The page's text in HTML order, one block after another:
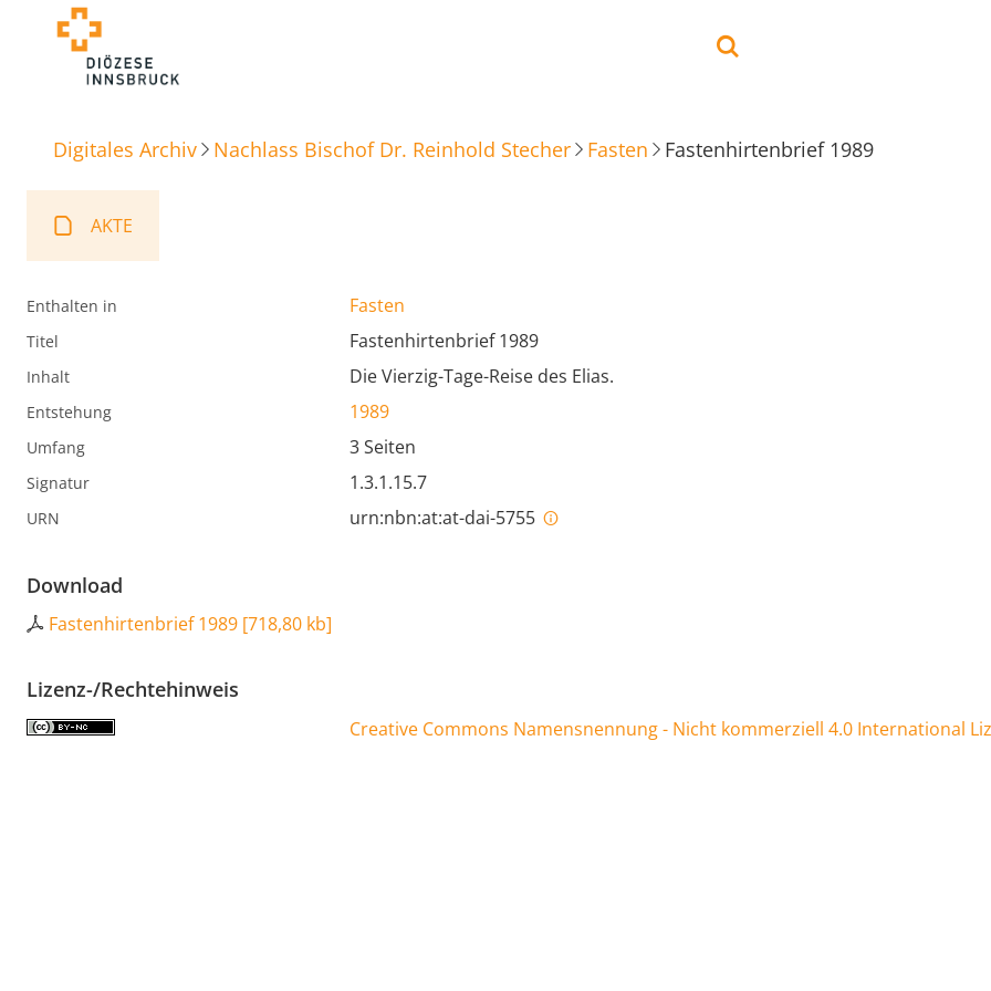
Digitales Archiv Nachlass Bischof Dr. Reinhold Stecher Fasten Fastenhirtenbrief 1989
AKTE
Enthalten in Fasten
Titel Fastenhirtenbrief 1989
Inhalt Die Vierzig-Tage-Reise des Elias.
Entstehung 1989
Umfang 3 Seiten
Signatur 1.3.1.15.7
URN urn:nbn:at:at-dai-5755
Download
Fastenhirtenbrief 1989 [718,80 kb]
Lizenz-/Rechtehinweis
Creative Commons Namensnennung - Nicht kommerziell 4.0 International